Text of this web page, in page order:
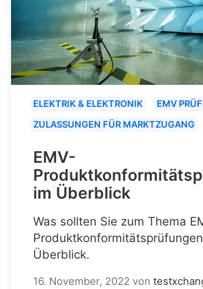
ELEKTRIK & ELEKTRONIK
EMV
ZULASSUNGEN FÜR MARKTZUGANG
EMV-
im Überblick
Was sollten Sie zum Thema
Überblick.
16. November, 2022 von